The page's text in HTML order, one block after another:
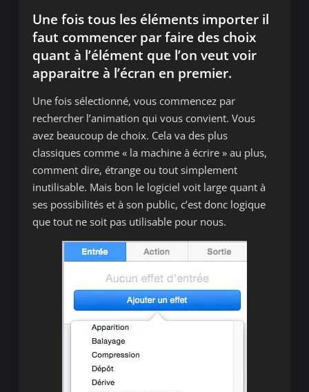
Une fois tous les éléments importer il
faut commencer par faire des choix
quant à l’élément que l’on veut voir
apparaitre à l’écran en premier.
Une fois sélectionné, vous commencez par
rechercher l’animation qui vous convient. Vous
avez beaucoup de choix. Cela va des plus
classiques comme « la machine à écrire » au plus,
comment dire, étrange ou tout simplement
inutilisable. Mais bon le logiciel voit large quant à
ses possibilités et à son public, c’est donc logique
que tout ne soit pas utilisable pour nous.